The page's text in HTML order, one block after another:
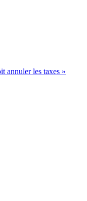
annuler les taxes »